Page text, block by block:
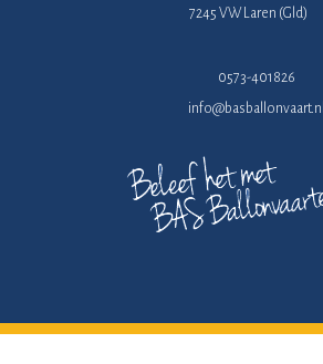
7245 VW Laren (Gld)
0573-401826
info@basballonvaart.nl